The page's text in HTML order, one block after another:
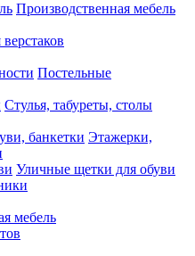
Производственная мебель
Постельные
Стулья, табуреты, столы
Этажерки,
Уличные щетки для обуви
мебель